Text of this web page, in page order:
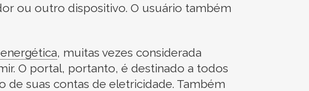
ou outro dispositivo. O usuário também
, muitas vezes considerada
O portal, portanto, é destinado a todos
de suas contas de eletricidade. Também